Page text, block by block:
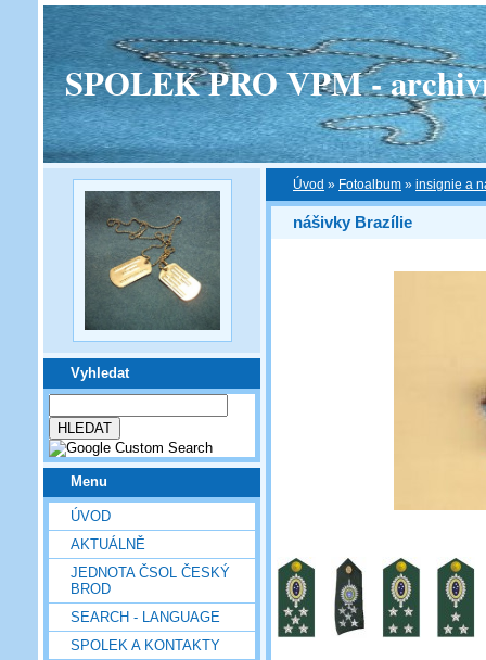
SPOLEK PRO VPM -
Vyhledat
Menu
ÚVOD
AKTUÁLNĚ
JEDNOTA ČSOL ČESKÝ
BROD
SEARCH - LANGUAGE
SPOLEK A KONTAKTY
Úvod » Fotoalbum » insignie a
nášivky Brazílie